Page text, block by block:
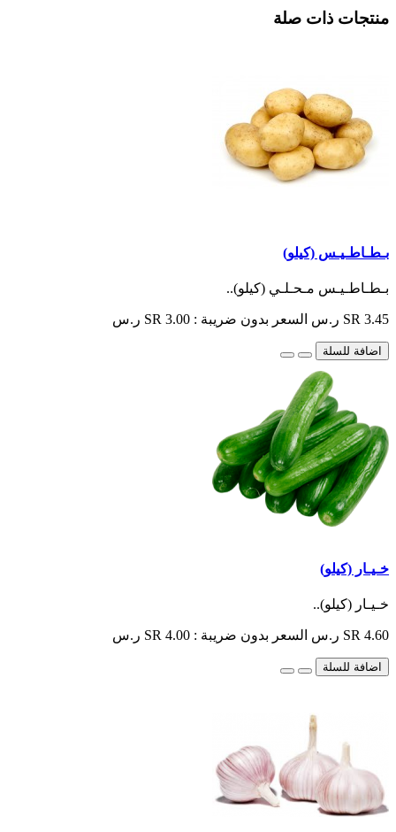
منتجات ذات صلة
بـطـاطـيـس (كيلو)
بـطـاطـيـس مـحـلـي (كيلو)..
SR 3.45 ر.س السعر بدون ضريبة : SR 3.00 ر.س
اضافة للسلة
خـيـار (كيلو)
خـيـار (كيلو)..
SR 4.60 ر.س السعر بدون ضريبة : SR 4.00 ر.س
اضافة للسلة